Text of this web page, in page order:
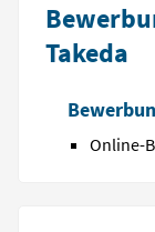
Takeda
Online-